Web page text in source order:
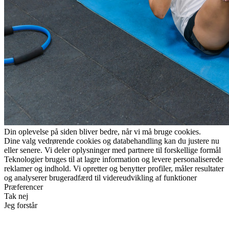
Din oplevelse på siden bliver bedre, når vi må bruge cookies.
Dine valg vedrørende cookies og databehandling kan du justere nu
eller senere. Vi deler oplysninger med partnere til forskellige formål
Teknologier bruges til at lagre information og levere personaliserede
reklamer og indhold. Vi opretter og benytter profiler, måler resultater
og analyserer brugeradfærd til videreudvikling af funktioner
Præferencer
Tak nej
Jeg forstår